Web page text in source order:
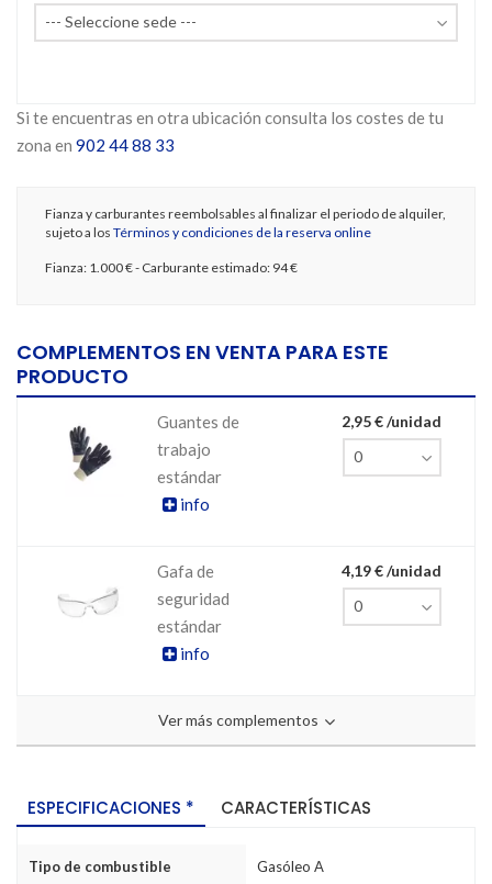
Si te encuentras en otra ubicación consulta los costes de tu
zona en 902 44 88 33
Fianza y carburantes reembolsables al finalizar el periodo de alquiler,
sujeto a los Términos y condiciones de la reserva online
Fianza: 1.000 €- Carburante estimado: 94 €
COMPLEMENTOS EN VENTA PARA ESTE
PRODUCTO
Guantes de
trabajo
estándar
info
2,95 € /unidad
Gafa de
seguridad
estándar
info
4,19 € /unidad
Ver más complementos
ESPECIFICACIONES * CARACTERÍSTICAS
Tipo de combustible Gasóleo A